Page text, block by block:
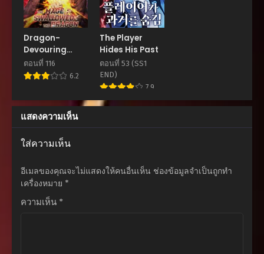
Dragon-
Devouring
Mage
ตอนที่ 116
6.2
The Player
Hides His Past
ตอนที่ 53 (SS1
END)
7.9
แสดงความเห็น
ใส่ความเห็น
อีเมลของคุณจะไม่แสดงให้คนอื่นเห็น ช่องข้อมูลจำเป็นถูกทำ
เครื่องหมาย *
ความเห็น *